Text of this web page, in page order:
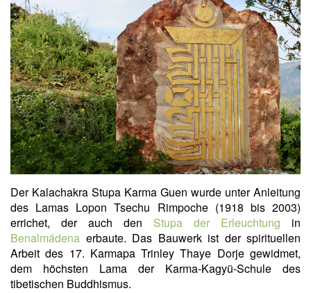
Der Kalachakra Stupa Karma Guen wurde unter Anleitung
des Lamas Lopon Tsechu Rimpoche (1918 bis 2003)
errichet, der auch den Stupa der Erleuchtung in
Benalmádena erbaute. Das Bauwerk ist der spirituellen
Arbeit des 17. Karmapa Trinley Thaye Dorje gewidmet,
dem höchsten Lama der Karma-Kagyü-Schule des
tibetischen Buddhismus.